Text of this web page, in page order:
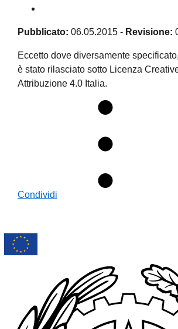
Pubblicato: 06.05.2015 - Revisione:
Eccetto dove diversamente
è stato rilasciato sotto Licenza
Attribuzione 4.0 Italia.
Condividi